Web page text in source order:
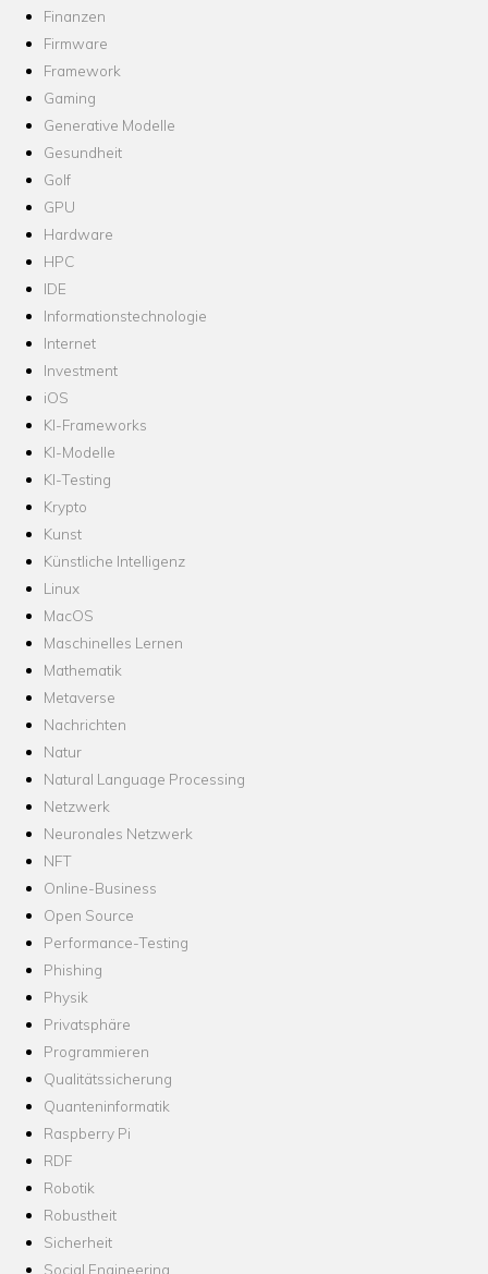
Finanzen
Firmware
Framework
Gaming
Generative Modelle
Gesundheit
Golf
GPU
Hardware
HPC
IDE
Informationstechnologie
Internet
Investment
iOS
KI-Frameworks
KI-Modelle
KI-Testing
Krypto
Kunst
Künstliche Intelligenz
Linux
MacOS
Maschinelles Lernen
Mathematik
Metaverse
Nachrichten
Natur
Natural Language Processing
Netzwerk
Neuronales Netzwerk
NFT
Online-Business
Open Source
Performance-Testing
Phishing
Physik
Privatsphäre
Programmieren
Qualitätssicherung
Quanteninformatik
Raspberry Pi
RDF
Robotik
Robustheit
Sicherheit
Social Engineering